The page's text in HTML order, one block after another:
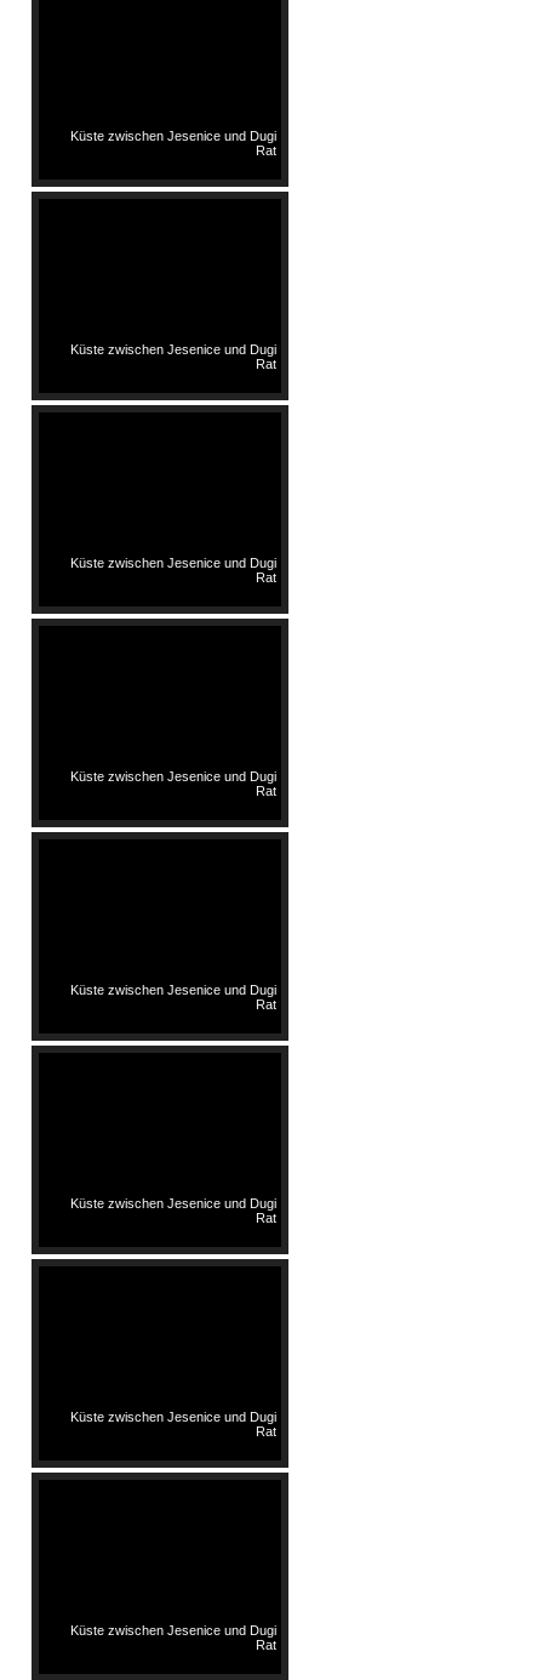
Küste zwischen Jesenice und Dugi
Rat
Küste zwischen Jesenice und Dugi
Rat
Küste zwischen Jesenice und Dugi
Rat
Küste zwischen Jesenice und Dugi
Rat
Küste zwischen Jesenice und Dugi
Rat
Küste zwischen Jesenice und Dugi
Rat
Küste zwischen Jesenice und Dugi
Rat
Küste zwischen Jesenice und Dugi
Rat